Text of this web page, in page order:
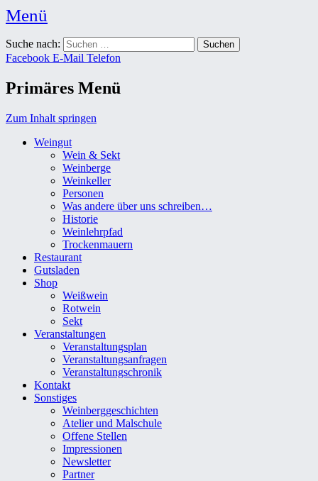
Menü
Weingut Karl Friedrich Aust
Das Weingut im Herzen der Radebeuler Oberlößnitz
Suche nach:
Facebook E-Mail Telefon
Primäres Menü
Zum Inhalt springen
Weingut
Wein & Sekt
Weinberge
Weinkeller
Personen
Was andere über uns schreiben…
Historie
Weinlehrpfad
Trockenmauern
Restaurant
Gutsladen
Shop
Weißwein
Rotwein
Sekt
Veranstaltungen
Veranstaltungsplan
Veranstaltungsanfragen
Veranstaltungschronik
Kontakt
Sonstiges
Weinberggeschichten
Atelier und Malschule
Offene Stellen
Impressionen
Newsletter
Partner